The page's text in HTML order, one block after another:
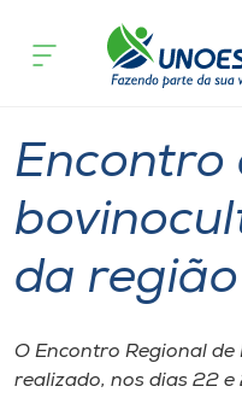
Cursos
Pesquisa
Atendimento ao
Portal de Ensino
acontece
da região
O Encontro Regional
realizado, nos dias 22 e